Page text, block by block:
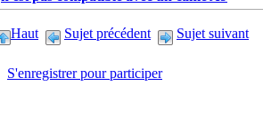
Haut Sujet précédent Sujet suivant
S'enregistrer pour participer